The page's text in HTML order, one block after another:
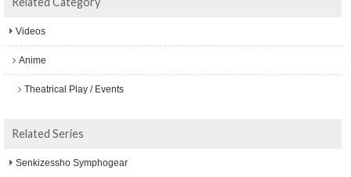
Videos
Anime
Theatrical Play / Events
Related Series
Senkizessho Symphogear